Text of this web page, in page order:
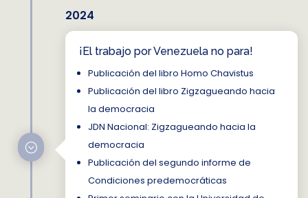
¡El trabajo por Venezuela no para!
Publicación del libro Homo Chavistus
Publicación del libro Zigzagueando hacia
la democracia
JDN Nacional: Zigzagueando hacia la
democracia
Publicación del segundo informe de
Condiciones predemocráticas
;
2024